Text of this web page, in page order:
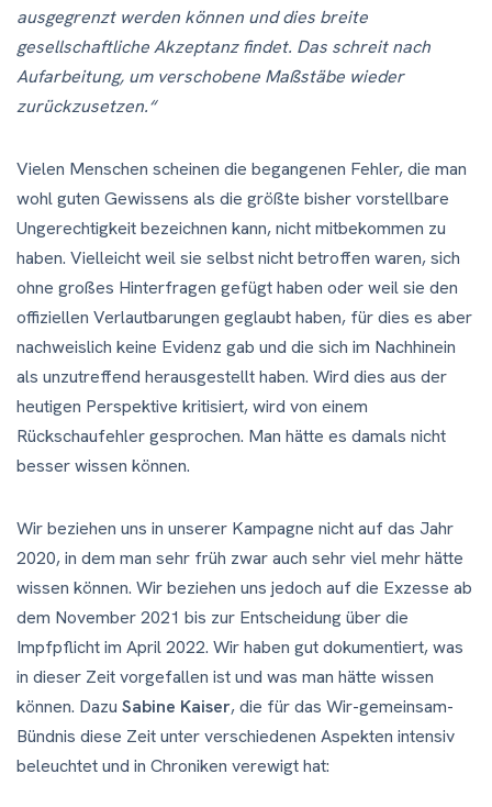
ausgegrenzt werden können und dies breite
gesellschaftliche Akzeptanz findet. Das schreit nach
Aufarbeitung, um verschobene Maßstäbe wieder
zurückzusetzen.“
Vielen Menschen scheinen die begangenen Fehler, die man
wohl guten Gewissens als die größte bisher vorstellbare
Ungerechtigkeit bezeichnen kann, nicht mitbekommen zu
haben. Vielleicht weil sie selbst nicht betroffen waren, sich
ohne großes Hinterfragen gefügt haben oder weil sie den
offiziellen Verlautbarungen geglaubt haben, für dies es aber
nachweislich keine Evidenz gab und die sich im Nachhinein
als unzutreffend herausgestellt haben. Wird dies aus der
heutigen Perspektive kritisiert, wird von einem
Rückschaufehler gesprochen. Man hätte es damals nicht
besser wissen können.
Wir beziehen uns in unserer Kampagne nicht auf das Jahr
2020, in dem man sehr früh zwar auch sehr viel mehr hätte
wissen können. Wir beziehen uns jedoch auf die Exzesse ab
dem November 2021 bis zur Entscheidung über die
Impfpflicht im April 2022. Wir haben gut dokumentiert, was
in dieser Zeit vorgefallen ist und was man hätte wissen
können. Dazu Sabine Kaiser, die für das Wir-gemeinsam-
Bündnis diese Zeit unter verschiedenen Aspekten intensiv
beleuchtet und in Chroniken verewigt hat: